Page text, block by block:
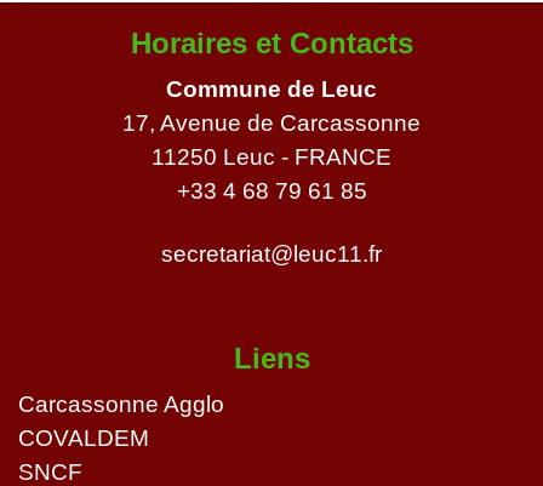
Horaires et Contacts
Commune de Leuc
17, Avenue de Carcassonne
11250 Leuc - FRANCE
+33 4 68 79 61 85
secretariat@leuc11.fr
Liens
Carcassonne Agglo
COVALDEM
SNCF